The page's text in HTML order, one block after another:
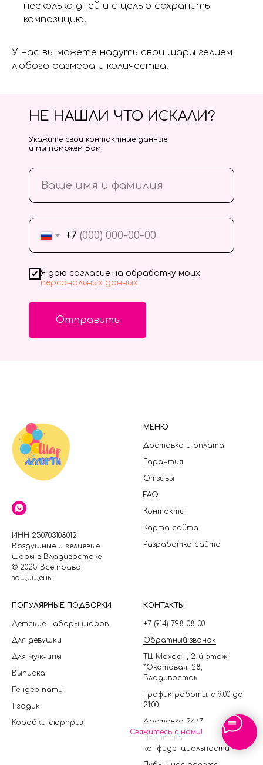
Свяжитесь с нами!
несколько дней и с целью сохранить
композицию.
У нас вы можете надуть свои шары гелием
любого размера и количества.
+7
Я даю согласие на обработку моих
персональных данных
Отправить
НЕ НАШЛИ ЧТО ИСКАЛИ?
Укажите свои контактные данные
и мы поможем Вам!
ИНН 250703108012
Воздушные и гелиевые
шары в Владивостоке
© 2025 Все права
защищены
МЕНЮ
Доставка и оплата
Гарантия
Отзывы
FAQ
Контакты
Карта сайта
Разработка сайта
ПОПУЛЯРНЫЕ ПОДБОРКИ
Детские наборы шаров
Для девушки
Для мужчины
Выписка
Гендер пати
1 годик
Коробки-сюрприз
КОНТАКТЫ
+7 (914) 798-08-00
Обратный звонок
ТЦ Махаон, 2-й этаж
*Окатовая, 28,
Владивосток
График работы: с 9:00 до
21:00
Доставка 24/7
Политика
конфиденциальности